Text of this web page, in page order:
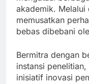
akademik. Melalui
memusatkan
bebas dibebani
Bermitra dengan
instansi
inisiatif inovasi